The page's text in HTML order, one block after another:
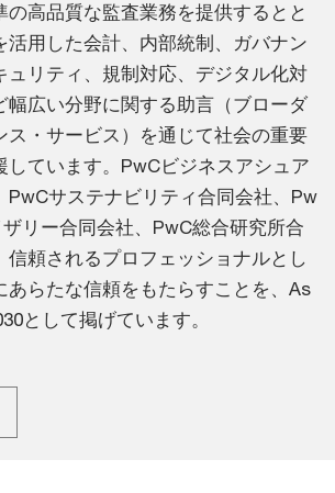
の高品質な監査業務を提供するとと
活用した会計、内部統制、ガバナン
ュリティ、規制対応、デジタル化対
幅広い分野に関する助言（ブローダ
ス・サービス）を通じて社会の重要
しています。PwCビジネスアシュア
PwCサステナビリティ合同会社、Pw
リー合同会社、PwC総合研究所合
信頼されるプロフェッショナルとし
あらたな信頼をもたらすことを、As
として掲げています。